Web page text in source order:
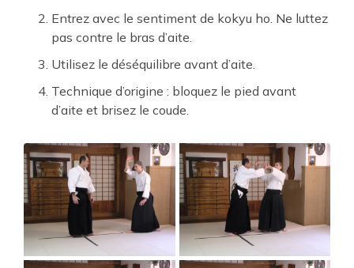
Entrez avec le sentiment de kokyu ho. Ne luttez
pas contre le bras d’aite.
Utilisez le déséquilibre avant d’aite.
Technique d’origine : bloquez le pied avant
d’aite et brisez le coude.